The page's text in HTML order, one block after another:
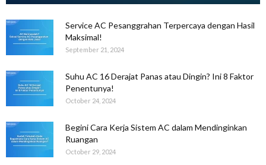
Service AC Pesanggrahan Terpercaya dengan Hasil
Maksimal!
September 21, 2024
Suhu AC 16 Derajat Panas atau Dingin? Ini 8 Faktor
Penentunya!
October 24, 2024
Begini Cara Kerja Sistem AC dalam Mendinginkan
Ruangan
October 29, 2024